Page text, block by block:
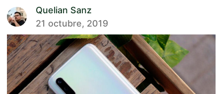
Quelian Sanz
21 octubre, 2019